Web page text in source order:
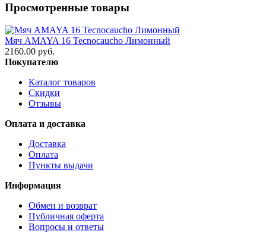
Просмотренные товары
Мяч AMAYA 16 Tecnocaucho Лимонный
2160.00 руб.
Покупателю
Каталог товаров
Скидки
Отзывы
Оплата и доставка
Доставка
Оплата
Пункты выдачи
Информация
Обмен и возврат
Публичная оферта
Вопросы и ответы